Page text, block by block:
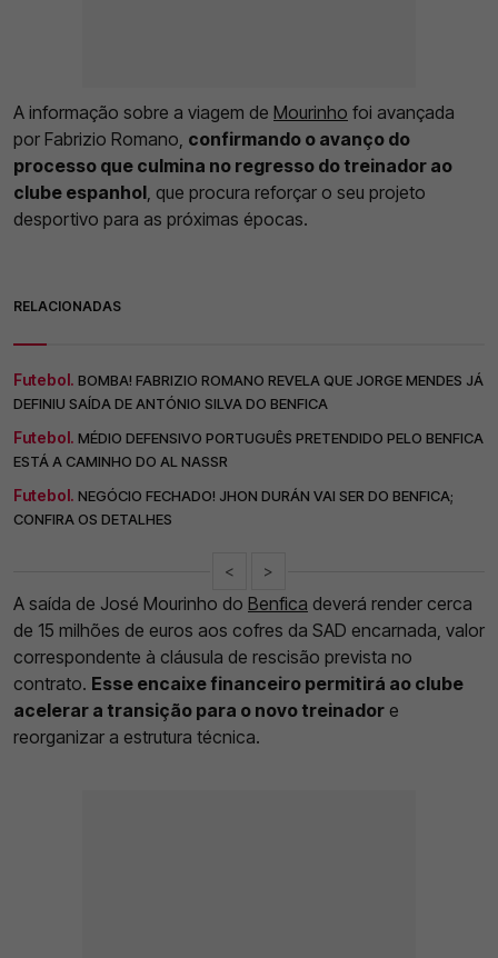
A informação sobre a viagem de Mourinho foi avançada
por Fabrizio Romano, confirmando o avanço do
processo que culmina no regresso do treinador ao
clube espanhol, que procura reforçar o seu projeto
desportivo para as próximas épocas.
RELACIONADAS
Futebol. BOMBA! FABRIZIO ROMANO REVELA QUE JORGE MENDES JÁ
DEFINIU SAÍDA DE ANTÓNIO SILVA DO BENFICA
Futebol. MÉDIO DEFENSIVO PORTUGUÊS PRETENDIDO PELO BENFICA
ESTÁ A CAMINHO DO AL NASSR
Futebol. NEGÓCIO FECHADO! JHON DURÁN VAI SER DO BENFICA;
CONFIRA OS DETALHES
< >
A saída de José Mourinho do Benfica deverá render cerca
de 15 milhões de euros aos cofres da SAD encarnada, valor
correspondente à cláusula de rescisão prevista no
contrato. Esse encaixe financeiro permitirá ao clube
acelerar a transição para o novo treinador e
reorganizar a estrutura técnica.